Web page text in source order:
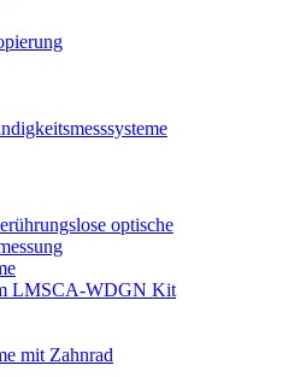
optische
LMSCA-WDGN Kit
mit Zahnrad